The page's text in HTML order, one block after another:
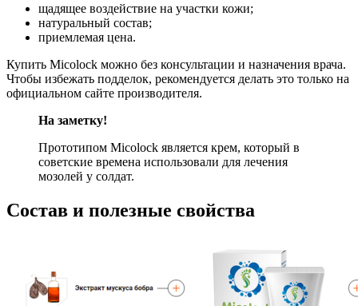
щадящее воздействие на участки кожи;
натуральный состав;
приемлемая цена.
Купить Micolock можно без консультации и назначения врача.
Чтобы избежать подделок, рекомендуется делать это только на
официальном сайте производителя.
На заметку!
Прототипом Micolock является крем, который в
советские времена использовали для лечения
мозолей у солдат.
Состав и полезные свойства